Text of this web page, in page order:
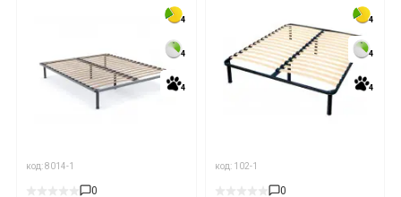
4
4
4
код: 8014-1
0
4
4
4
4
4
4
код: 102-1
0
4
4
4